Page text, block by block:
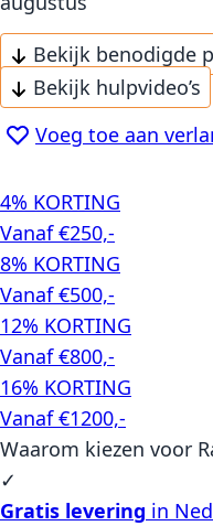
Bekijk benodigde
Bekijk hulpvideo’s
Voeg toe aan
4% KORTING
Vanaf €250,-
8% KORTING
Vanaf €500,-
12% KORTING
Vanaf €800,-
16% KORTING
Vanaf €1200,-
Waarom kiezen voor
✓
Gratis levering in